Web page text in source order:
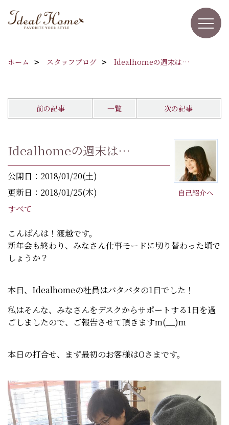
ホーム スタッフブログ Idealhomeの週末は…
前の記事 一覧 次の記事
自己紹介へ
Idealhomeの週末は…
公開日：2018/01/20(土)
更新日：2018/01/25(木)
すべて
こんばんは！渡越です。
新年会も終わり、みなさん仕事モードに切り替わった頃で
しょうか？
本日、Idealhomeの社員はバタバタの1日でした！
私はそんな、みなさんをデスクからサポートする1日を過
ごしましたので、ご報告させて頂きますm(__)m
本日の打合せ、まず最初のお客様はOさまです。